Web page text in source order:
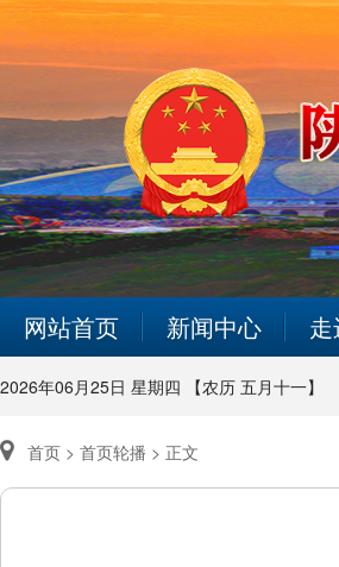
网站首页 新闻中心
2026年06月25日 星期四 【农历 五月十一】
首页 > 首页轮播 > 正文